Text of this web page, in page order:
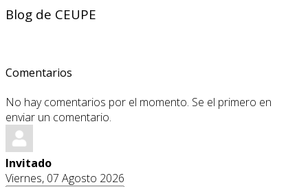
Blog de CEUPE
Comentarios
No hay comentarios por el momento. Se el primero en
enviar un comentario.
Invitado
Viernes, 07 Agosto 2026